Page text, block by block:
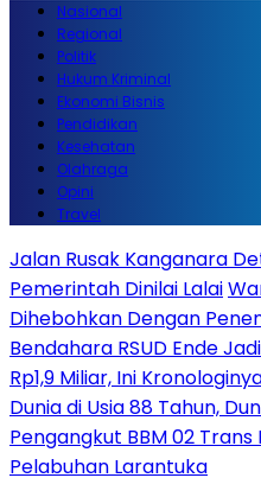
Nasional
Regional
Politik
Hukum Kriminal
Ekonomi Bisnis
Pendidikan
Kesehatan
Olahraga
Opini
Travel
Jalan Rusak Kanganara
Pemerintah Dinilai Lalai
Dihebohkan Dengan
Bendahara RSUD Ende
Rp1,9 Miliar, Ini
Dunia di Usia 88 Tahun,
Pengangkut BBM 02
Pelabuhan Larantuka